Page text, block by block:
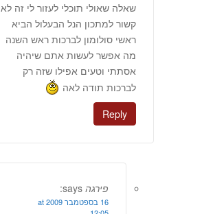
שאלה שאולי תוכלי לעזור לי זה לא
קשור למתכון הנל הבעלול הביא
ראשי סולומון לברכות ראש השנה
מה אפשר לעשות אתם שיהיה
אסתתי וטעים אפילו שזה רק
לברכות תודה לאה
Reply
פירגה says:
16 בספטמבר 2009 at